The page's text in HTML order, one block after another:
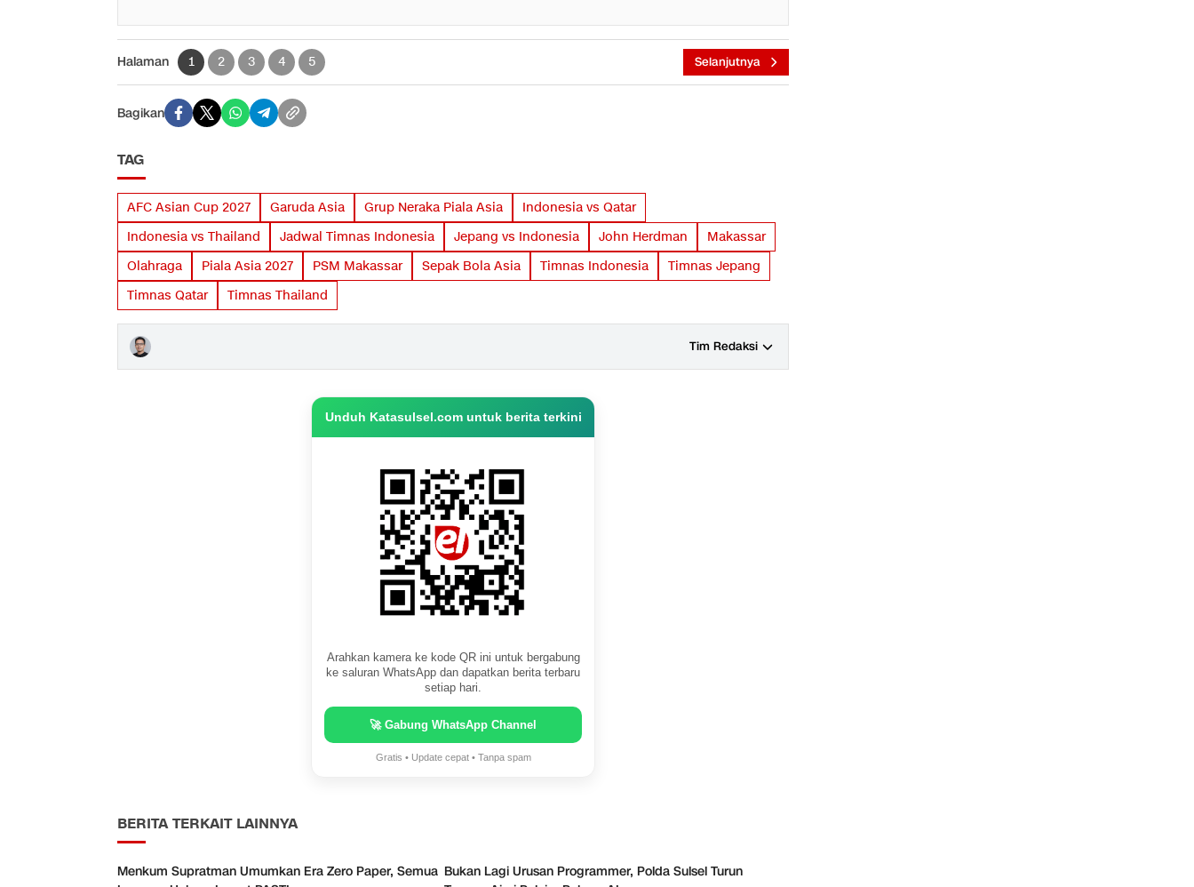
Halaman 1 2 3 4 5 Selanjutnya
Bagikan
TAG
AFC Asian Cup 2027 Garuda Asia Grup Neraka Piala Asia
Indonesia vs Qatar
Indonesia vs Thailand
Jadwal Timnas Indonesia Jepang vs Indonesia John Herdman
Makassar
Olahraga
Piala Asia 2027 PSM Makassar Sepak Bola Asia Timnas Indonesia
Timnas Jepang
Timnas Qatar
Timnas Thailand
Tim Redaksi
Unduh Katasulsel.com untuk berita terkini
Arahkan kamera ke kode QR ini untuk bergabung
ke saluran WhatsApp dan dapatkan berita terbaru
setiap hari.
🚀 Gabung WhatsApp Channel
Gratis • Update cepat • Tanpa spam
BERITA TERKAIT LAINNYA
Menkum Supratman Umumkan Era Zero Paper, Semua Bukan Lagi Urusan Programmer, Polda Sulsel Turun